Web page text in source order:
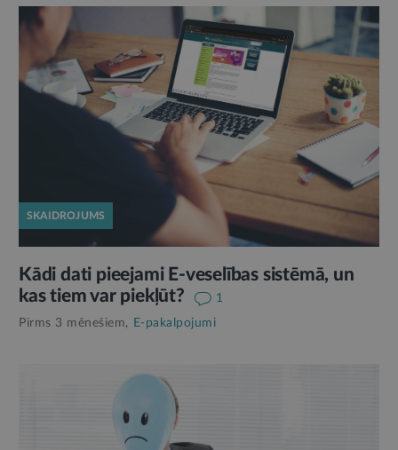
SKAIDROJUMS
Kādi dati pieejami E-veselības sistēmā, un
kas tiem var piekļūt?
1
Pirms 3 mēnešiem,
E-pakalpojumi